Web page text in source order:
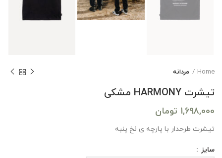
Home مردانه
تیشرت HARMONY مشکی
1,698,000 تومان
تیشرت طرحدار با پارچه ی نخ پنبه
سایز